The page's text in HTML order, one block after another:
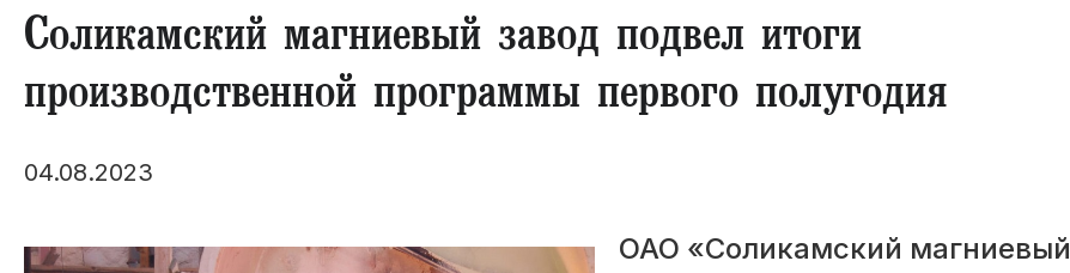
Соликамский магниевый завод подвел итоги
производственной программы первого полугодия
04.08.2023
ОАО «Соликамский магниевый